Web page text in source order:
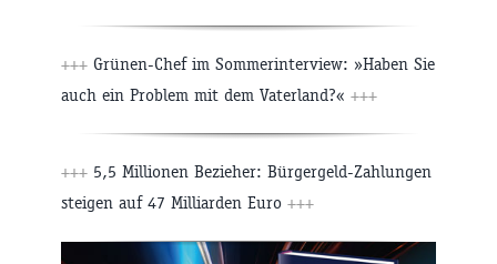
+++ Grünen-Chef im Sommerinterview: »Haben Sie
auch ein Problem mit dem Vaterland?« +++
+++ 5,5 Millionen Bezieher: Bürgergeld-Zahlungen
steigen auf 47 Milliarden Euro +++